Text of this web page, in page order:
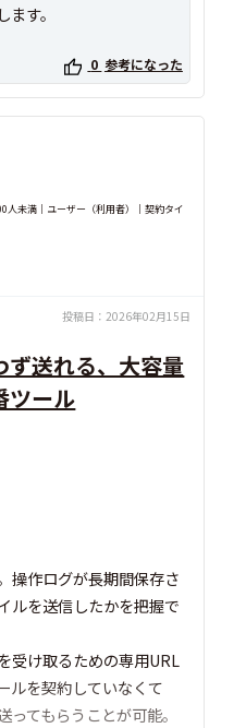
す。
0 参考になった
人未満｜ユーザー（利用者）｜契約タイ
投稿日： 2026年02月15日
ず送れる、大容量
ツール
操作ログが長期間保存さ
ルを送信したかを把握で
受け取るための専用URL
ルを契約していなくて
てもらうことが可能。